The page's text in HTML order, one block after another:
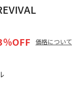
％OFF 価格について